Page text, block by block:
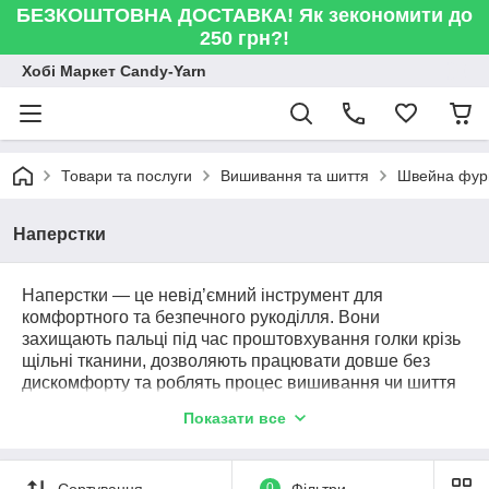
БЕЗКОШТОВНА ДОСТАВКА! Як зекономити до
250 грн?!
Хобі Маркет Candy-Yarn
Товари та послуги Вишивання та шиття Швейна
Наперстки
Наперстки — це невід’ємний інструмент для
комфортного та безпечного рукоділля. Вони
захищають пальці під час проштовхування голки крізь
щільні тканини, дозволяють працювати довше без
дискомфорту та роблять процес вишивання чи шиття
міцність і довговічність: вони чудово підходять для
Показати все